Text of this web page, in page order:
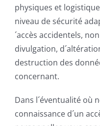
physiques et
niveau de sécurité
´accès accidentels,
divulgation,
destruction des
concernant.
Dans l´éventualité où
connaissance d´un